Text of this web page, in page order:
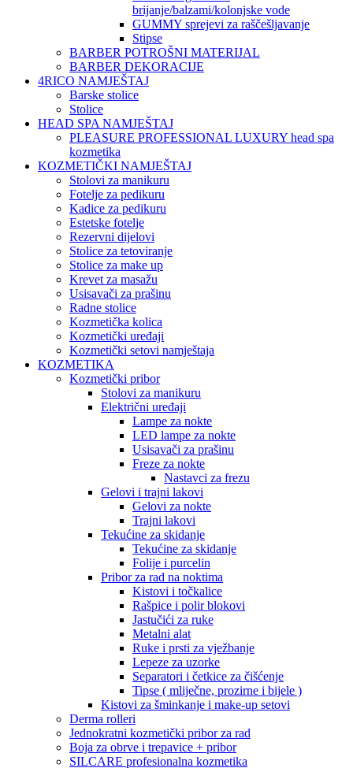
brijanje/balzami/kolonjske vode
GUMMY sprejevi za raščešljavanje
Stipse
BARBER POTROŠNI MATERIJAL
BARBER DEKORACIJE
4RICO NAMJEŠTAJ
Barske stolice
Stolice
HEAD SPA NAMJEŠTAJ
PLEASURE PROFESSIONAL LUXURY head spa
kozmetika
KOZMETIČKI NAMJEŠTAJ
Stolovi za manikuru
Fotelje za pedikuru
Kadice za pedikuru
Estetske fotelje
Rezervni dijelovi
Stolice za tetoviranje
Stolice za make up
Krevet za masažu
Usisavači za prašinu
Radne stolice
Kozmetička kolica
Kozmetički uređaji
Kozmetički setovi namještaja
KOZMETIKA
Kozmetički pribor
Stolovi za manikuru
Električni uređaji
Lampe za nokte
LED lampe za nokte
Usisavači za prašinu
Freze za nokte
Nastavci za frezu
Gelovi i trajni lakovi
Gelovi za nokte
Trajni lakovi
Tekućine za skidanje
Tekućine za skidanje
Folije i purcelin
Pribor za rad na noktima
Kistovi i točkalice
Rašpice i polir blokovi
Jastučići za ruke
Metalni alat
Ruke i prsti za vježbanje
Lepeze za uzorke
Separatori i četkice za čišćenje
Tipse ( mliječne, prozirne i bijele )
Kistovi za šminkanje i make-up setovi
Derma rolleri
Jednokratni kozmetički pribor za rad
Boja za obrve i trepavice + pribor
SILCARE profesionalna kozmetika